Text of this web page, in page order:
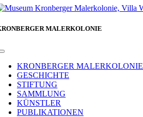
MALERKOLONIE
Toggle
NavigationKRONBERGER MALERKOLONIE
GESCHICHTE
STIFTUNG
SAMMLUNG
KÜNSTLER
PUBLIKATIONEN